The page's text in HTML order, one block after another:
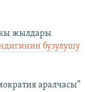
жылдары
бузулушу
аралчасы”